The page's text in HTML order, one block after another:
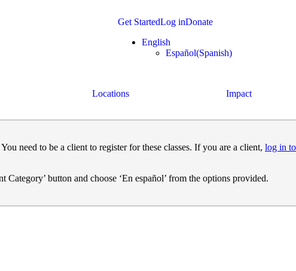
Get StartedLog inDonate
English
Español(Spanish)
Locations Impact
need to be a client to register for these classes. If you are a client, log in
button and choose ‘En español’ from the options provided.